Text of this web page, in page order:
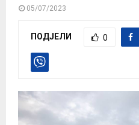
05/07/2023
ПОДЈЕЛИ 0